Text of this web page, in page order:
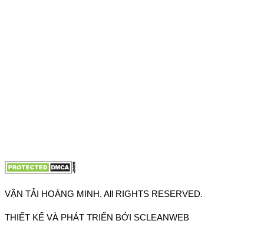
VẬN TẢI HOÀNG MINH. All RIGHTS RESERVED.
THIẾT KẾ VÀ PHÁT TRIỂN BỞI SCLEANWEB